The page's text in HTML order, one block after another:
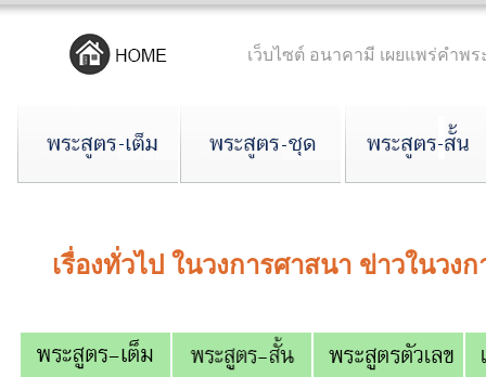
เว็บไซต์ อนาคามี เผยแพร่คำพ
เรื่องทั่วไป ในวงการศาสนา ข่าวในว